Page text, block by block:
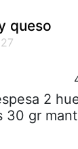
queso
2
gr